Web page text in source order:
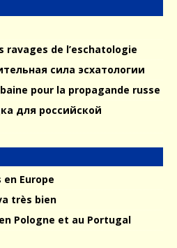
ravages de l’eschatologie
сила эсхатологии
pour la propagande russe
для российской
Europe
très bien
Pologne et au Portugal